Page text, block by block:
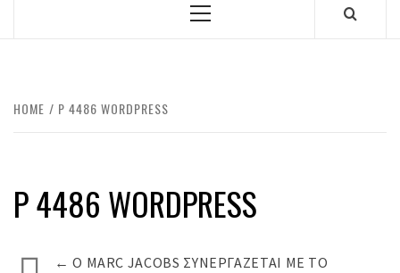
Primary
HOME P 4486 WORDPRESS
P 4486 WORDPRESS
← Ο MARC JACOBS ΣΥΝΕΡΓΆΖΕΤΑΙ ΜΕ ΤΟ